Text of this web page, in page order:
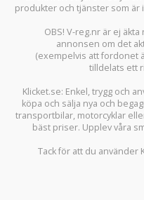
produkter och tjänster som är
OBS! V-reg.nr är ej
annonsen om det
(exempelvis att fordonet
tilldelats ett
Klicket.se: Enkel, trygg och
köpa och sälja nya och
transportbilar, motorcyklar
bäst priser. Upplev våra
Tack för att du använder